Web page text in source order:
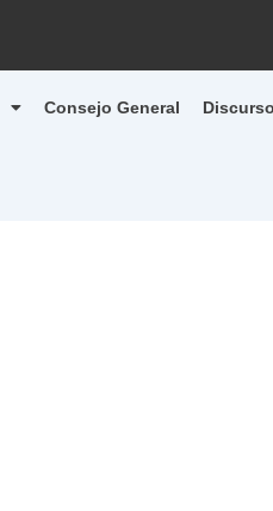
Consejo General